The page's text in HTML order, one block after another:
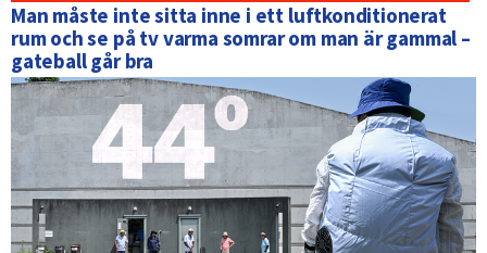
Man måste inte sitta inne i ett luftkonditionerat
rum och se på tv varma somrar om man är gammal –
gateball går bra